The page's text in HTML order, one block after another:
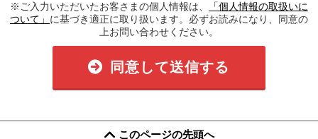
※ご入力いただいたお客さまの個人情報は、
「個人情報の取扱いに
ついて」 に基づき適正に取り扱います。必ずお読みになり、同意の
上お問い合わせください。
同意して送信する
このページの先頭へ